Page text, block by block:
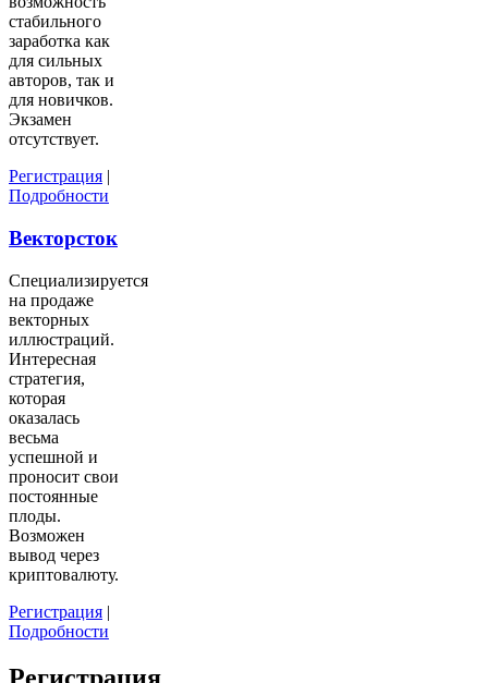
стабильного
заработка как
для сильных
авторов, так и
для новичков.
Экзамен
отсутствует.
Регистрация |
Подробности
Векторсток
Специализируется
на продаже
векторных
иллюстраций.
Интересная
стратегия,
которая
оказалась
весьма
успешной и
проносит свои
постоянные
плоды.
Возможен
вывод через
криптовалюту.
Регистрация |
Подробности
Регистрация